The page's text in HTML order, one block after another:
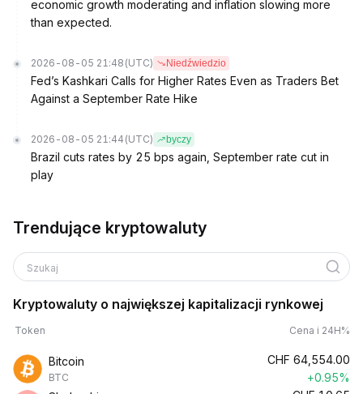
economic growth moderating and inflation slowing more
than expected.
2026-08-05 21:48 (UTC) Niedźwiedzio
Fed’s Kashkari Calls for Higher Rates Even as Traders Bet
Against a September Rate Hike
2026-08-05 21:44 (UTC) byczy
Brazil cuts rates by 25 bps again, September rate cut in
play
Trendujące kryptowaluty
Szukaj
Kryptowaluty o największej kapitalizacji rynkowej
Token Cena i 24H%
Bitcoin
BTC
CHF 64,554.00
+0.95%